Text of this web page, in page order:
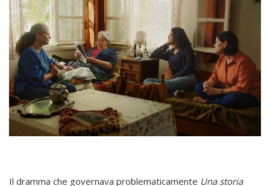
Il dramma che governava problematicamente Una storia